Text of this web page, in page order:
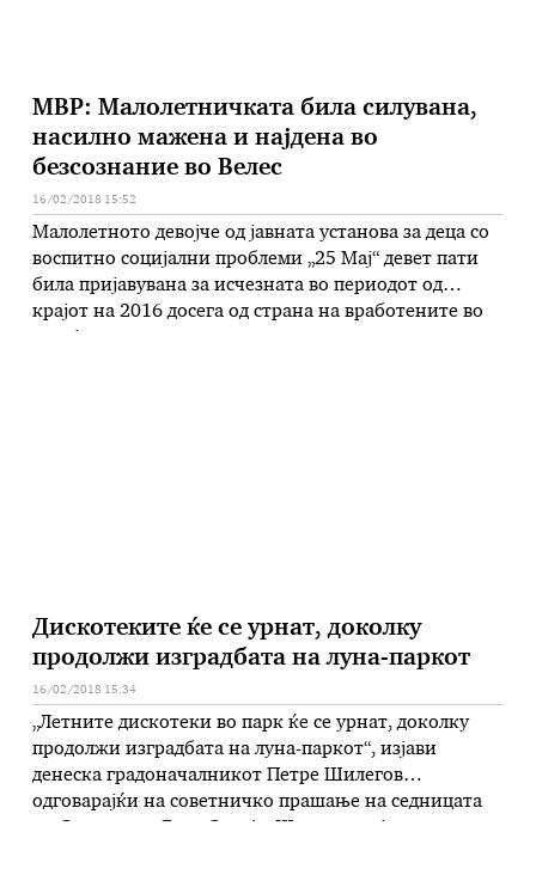
МВР: Малолетничката била силувана,
насилно мажена и најдена во
безсознание во Велес
16/02/2018 15:52
Малолетното девојче од јавната установа за деца со
воспитно социјални проблеми „25 Мај“ девет пати
била пријавувана за исчезната во периодот од
крајот на 2016 досега од страна на вработените во
Дискотеките ќе се урнат, доколку
продолжи изградбата на луна-паркот
16/02/2018 15:34
„Летните дискотеки во парк ќе се урнат, доколку
продолжи изградбата на луна-паркот“, изјави
денеска градоначалникот Петре Шилегов
одговарајќи на советничко прашање на седницата